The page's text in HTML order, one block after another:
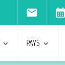
PAYS